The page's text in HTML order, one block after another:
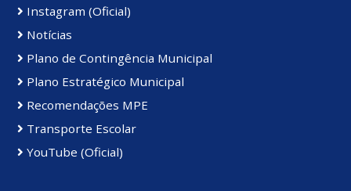
Instagram (Oficial)
Notícias
Plano de Contingência Municipal
Plano Estratégico Municipal
Recomendações MPE
Transporte Escolar
YouTube (Oficial)